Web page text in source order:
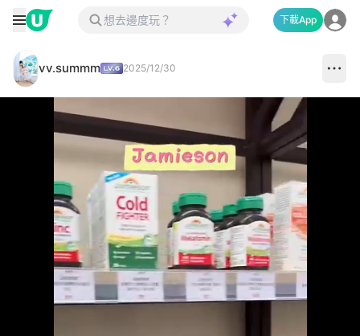
下載App
vv.summm 2025/12/30